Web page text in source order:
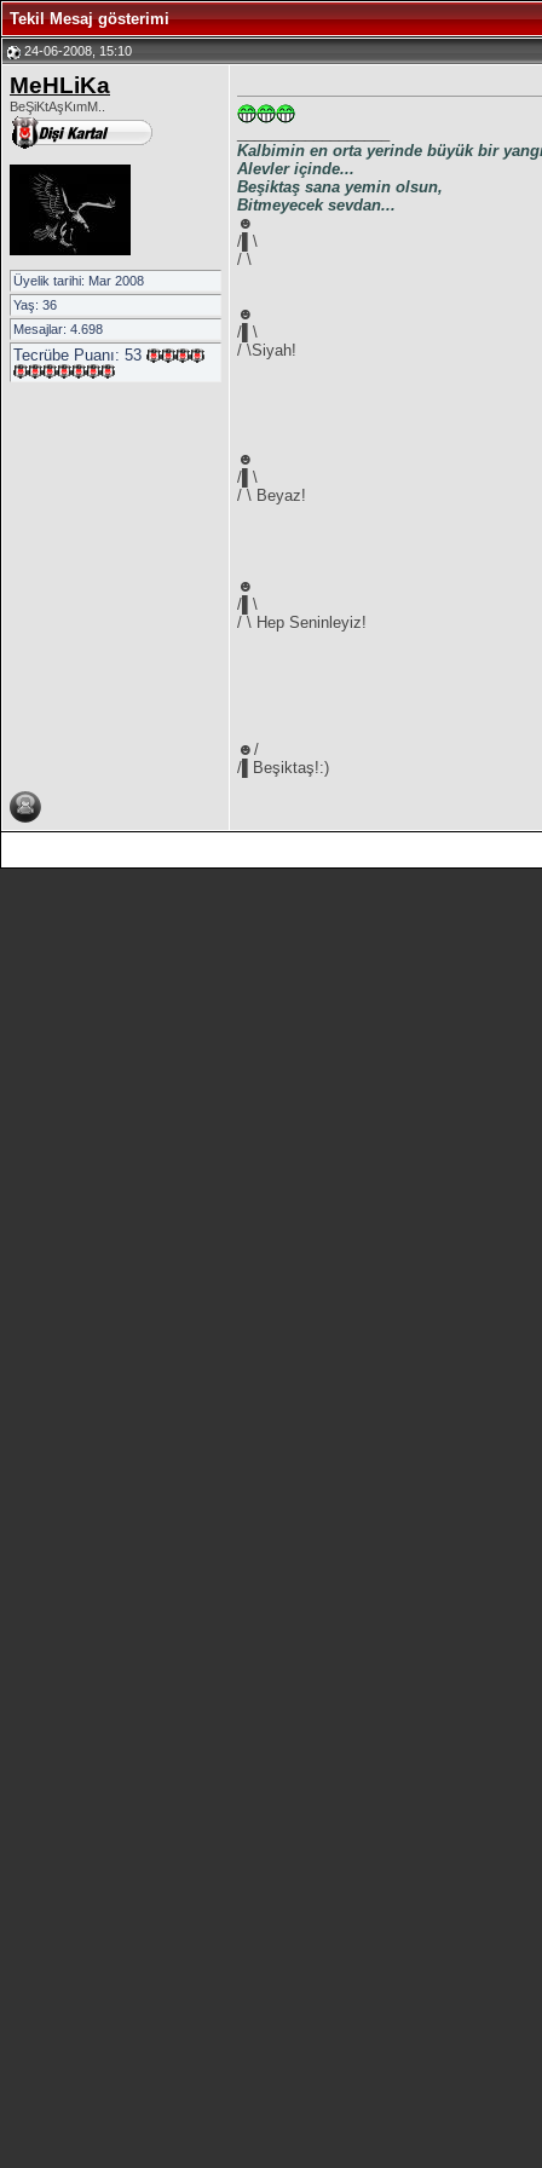
Tekil Mesaj gösterimi
24-06-2008, 15:10
MeHLiKa
BeŞiKtAşKımM..
Üyelik tarihi: Mar 2008
Yaş: 36
Mesajlar: 4.698
Tecrübe Puanı: 53
Kalbimin en orta yerinde büyük bir
Alevler içinde...
Beşiktaş sana yemin olsun,
Bitmeyecek sevdan...
☻
/▌\
/ \
☻
/▌\
/ \Siyah!
☻
/▌\
/ \ Beyaz!
☻
/▌\
/ \ Hep Seninleyiz!
☻/
/▌Beşiktaş!:)